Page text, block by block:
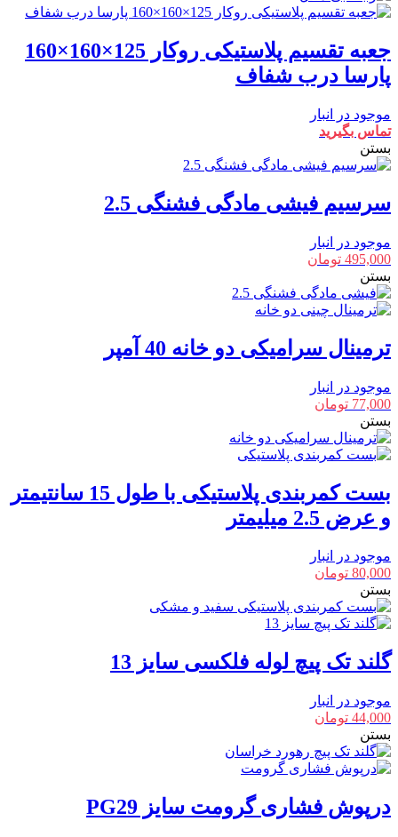
جعبه تقسیم پلاستیکی روکار 125×160×160
پارسا درب شفاف
موجود در انبار
تماس بگیرید
بستن
سرسیم فیشی مادگی فشنگی 2.5
موجود در انبار
495,000 تومان
بستن
ترمینال سرامیکی دو خانه 40 آمپر
موجود در انبار
77,000 تومان
بستن
بست کمربندی پلاستیکی با طول 15 سانتیمتر
و عرض 2.5 میلیمتر
موجود در انبار
80,000 تومان
بستن
گلند تک پیچ لوله فلکسی سایز 13
موجود در انبار
44,000 تومان
بستن
درپوش فشاری گرومت سایز PG29